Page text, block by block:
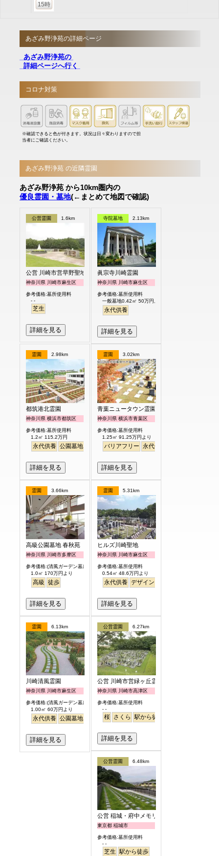
15時
あざみ野浄苑の詳細ページ
あざみ野浄苑の
詳細ページへ行く
コロナ対策
※確認できると色が付きます。状況は日々変わりますので担
当者にご確認ください。
あざみ野浄苑 の近隣霊園
あざみ野浄苑 から10km圏内の
優良霊園・墓地(←まとめて地図で確認)
公営霊園 1.6km
公営 川崎市営早野聖地公園
神奈川県 川崎市麻生区
参考価格:墓所使用料
- -
芝生
詳細を見る
寺院墓地 2.13km
眞宗寺川崎霊園
神奈川県 川崎市麻生区
参考価格:墓所使用料
一般墓地0.42㎡ 50万円より
永代供養
詳細を見る
霊園 2.98km
都筑港北霊園
神奈川県 横浜市都筑区
参考価格:墓所使用料
1.2㎡ 115.2万円
永代供養 公園墓地 駅から徒歩 明るい
詳細を見る
霊園 3.02km
青葉ニュータウン霊園
神奈川県 横浜市青葉区
参考価格:墓所使用料
1.25㎡ 91.25万円より
バリアフリー 永代供養
詳細を見る
霊園 3.66km
高級公園墓地 春秋苑
神奈川県 川崎市多摩区
参考価格:(清風ガーデン墓所)
1.0㎡ 170万円より
高級 徒歩
詳細を見る
霊園 5.31km
ヒルズ川崎聖地
神奈川県 川崎市麻生区
参考価格:墓所使用料
0.54㎡ 48.6万円より
永代供養 デザイン
詳細を見る
霊園 6.13km
川崎清風霊園
神奈川県 川崎市麻生区
参考価格:(清風ガーデン墓所)
1.00㎡ 60万円より
永代供養 公園墓地 駅から徒歩
詳細を見る
公営霊園 6.27km
公営 川崎市営緑ヶ丘霊園
神奈川県 川崎市高津区
参考価格:墓所使用料
- -
桜 さくら 駅から徒歩
詳細を見る
公営霊園 6.48km
公営 稲城・府中メモリアルパーク
東京都 稲城市
参考価格:墓所使用料
- -
芝生 駅から徒歩